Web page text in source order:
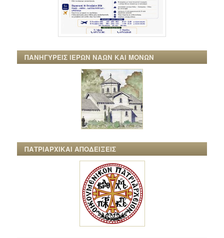
ΠΑΝΗΓΥΡΕΙΣ ΙΕΡΩΝ ΝΑΩΝ ΚΑΙ ΜΟΝΩΝ
ΠΑΤΡΙΑΡΧΙΚΑΙ ΑΠΟΔΕΙΞΕΙΣ